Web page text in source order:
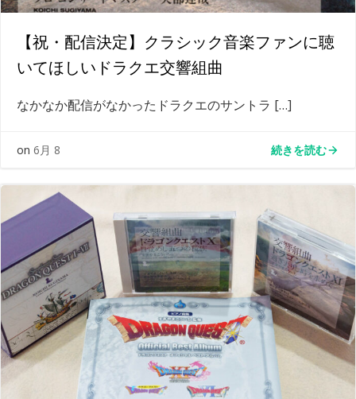
【祝・配信決定】クラシック音楽ファンに聴
いてほしいドラクエ交響組曲
なかなか配信がなかったドラクエのサントラ […]
on 6月 8 続きを読む